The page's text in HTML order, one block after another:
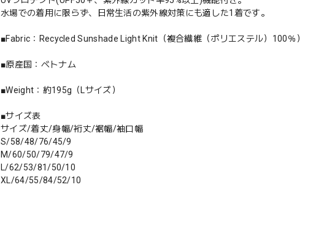
水場での着用に限らず、日常生活の紫外線対策にも適した1着です。
■Fabric：Recycled Sunshade Light Knit（複合繊維（ポリエステル）100％）
■原産国：ベトナム
■Weight：約195g（Lサイズ）
■サイズ表
サイズ/着丈/身幅/裄丈/裾幅/袖口幅
S/58/48/76/45/9
M/60/50/79/47/9
L/62/53/81/50/10
XL/64/55/84/52/10